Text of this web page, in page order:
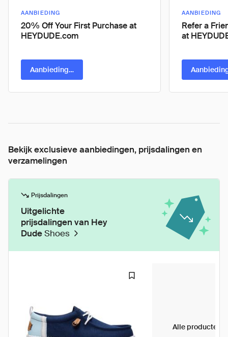
AANBIEDING
20% Off Your First Purchase at
HEYDUDE.com
Aanbieding pakken
AANBIEDING
Refer a
at
Bekijk exclusieve aanbiedingen, prijsdalingen en
verzamelingen
Prijsdalingen
Uitgelichte
prijsdalingen van Hey
DudeShoes
Alle producten